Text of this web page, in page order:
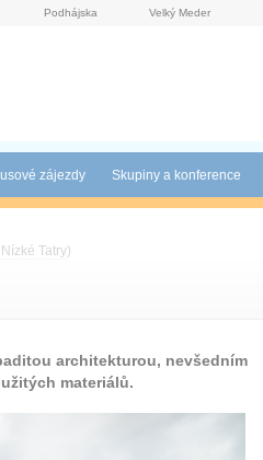
Podhájska Velký Meder
zájezdy Skupiny a konference
Nízké Tatry)
architekturou, nevšedním
materiálů.